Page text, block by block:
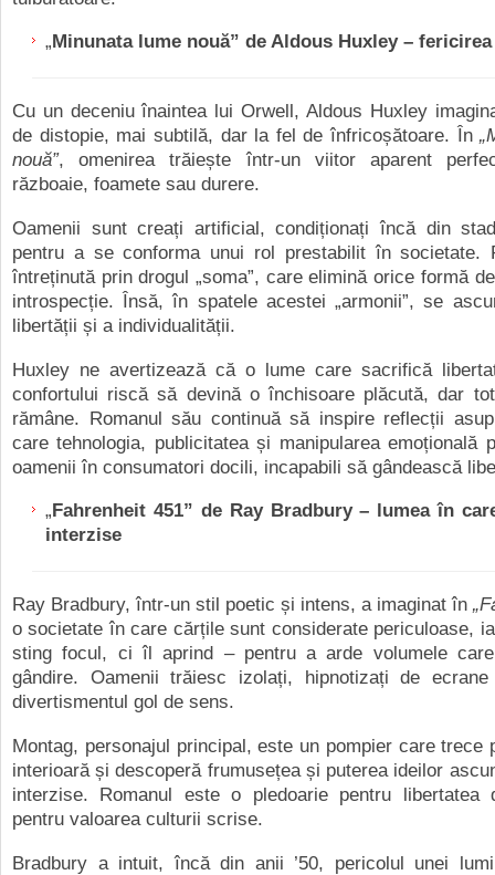
„Minunata lume nouă” de Aldous Huxley –
Cu un deceniu înaintea lui Orwell, Aldous Huxley
de distopie, mai subtilă, dar la fel de înfricoșătoare. În
nouă”, omenirea trăiește într-un viitor aparent
războaie, foamete sau durere.
Oamenii sunt creați artificial, condiționați încă din
pentru a se conforma unui rol prestabilit în societate.
întreținută prin drogul „soma”, care elimină orice formă
introspecție. Însă, în spatele acestei „armonii”, se
libertății și a individualității.
Huxley ne avertizează că o lume care sacrifică
confortului riscă să devină o închisoare plăcută, dar
rămâne. Romanul său continuă să inspire reflecții
care tehnologia, publicitatea și manipularea emoțională
oamenii în consumatori docili, incapabili să gândească
„Fahrenheit 451” de Ray Bradbury – lumea în
interzise
Ray Bradbury, într-un stil poetic și intens, a imaginat în
o societate în care cărțile sunt considerate periculoase,
sting focul, ci îl aprind – pentru a arde volumele
gândire. Oamenii trăiesc izolați, hipnotizați de
divertismentul gol de sens.
Montag, personajul principal, este un pompier care trece
interioară și descoperă frumusețea și puterea ideilor
interzise. Romanul este o pledoarie pentru libertatea
pentru valoarea culturii scrise.
Bradbury a intuit, încă din anii ’50, pericolul unei